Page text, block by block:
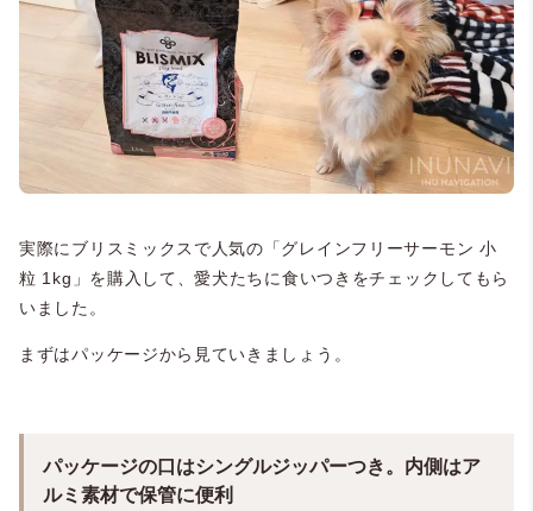
実際にブリスミックスで人気の「グレインフリーサーモン 小
粒 1kg」を購入して、愛犬たちに食いつきをチェックしてもら
いました。
まずはパッケージから見ていきましょう。
パッケージの口はシングルジッパーつき。内側はア
ルミ素材で保管に便利